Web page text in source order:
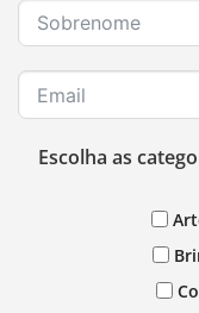
Escolha as